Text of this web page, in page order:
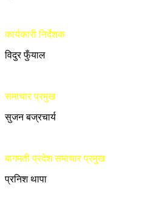
कार्यकारी निर्देशक
विदुर फुँयाल
समाचार प्रमुख
सुजन बज्रचार्य
बागमती प्रदेश समाचार प्रमुख
प्रनिश थापा